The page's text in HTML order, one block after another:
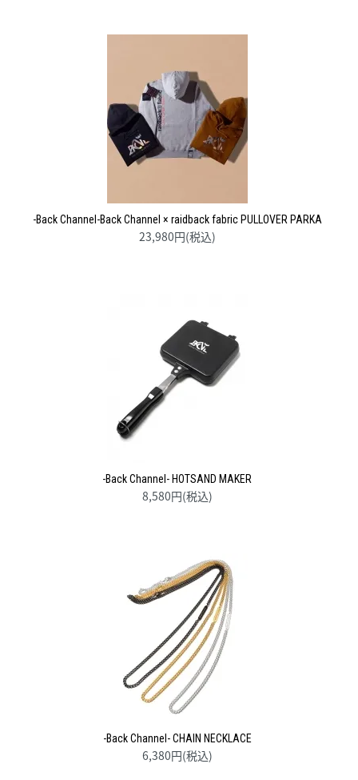
-Back Channel-Back Channel × raidback fabric PULLOVER PARKA
23,980円(税込)
-Back Channel- HOTSAND MAKER
8,580円(税込)
-Back Channel- CHAIN NECKLACE
6,380円(税込)